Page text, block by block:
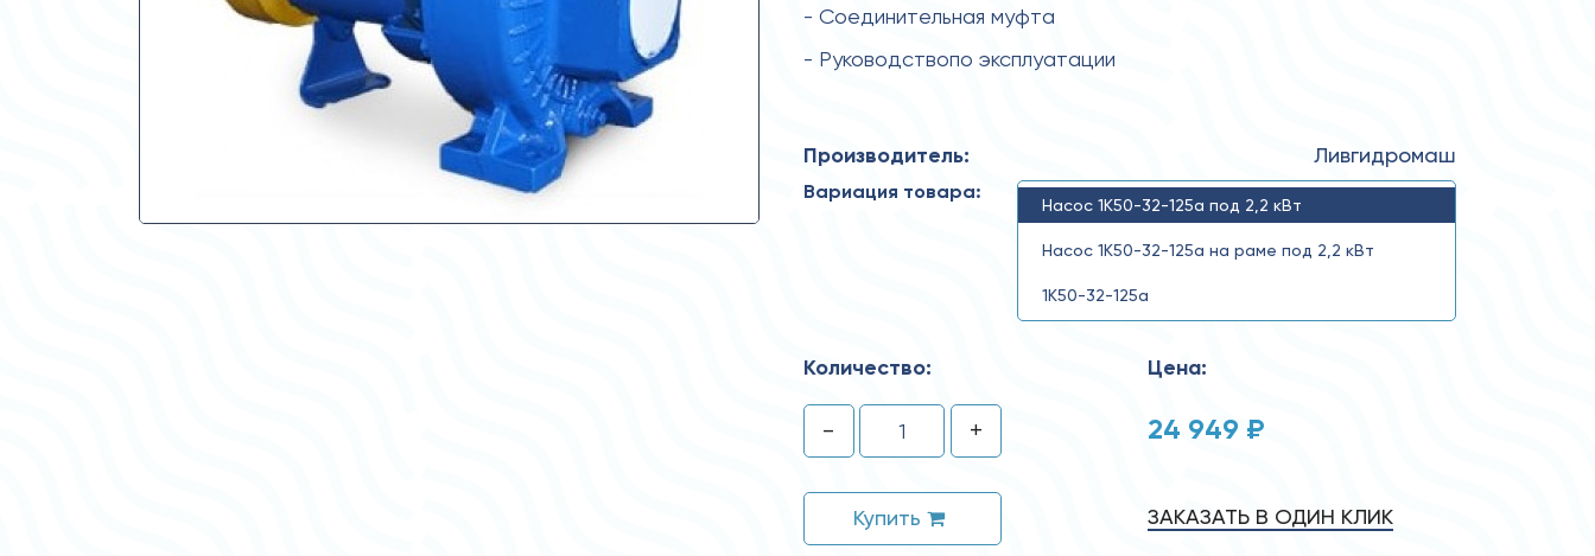
- Соединительная муфта
- Руководствопо эксплуатации
Производитель: Ливгидромаш
Вариация товара:
Насос 1К50-32-125а под 2,2 кВт
Насос 1К50-32-125а на раме под 2,2 кВт
1К50-32-125а
Количество:
- +
Купить
Цена:
24 949 ₽
ЗАКАЗАТЬ В ОДИН КЛИК